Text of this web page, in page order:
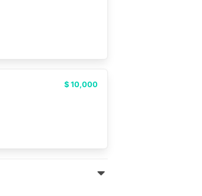
$ 10,000